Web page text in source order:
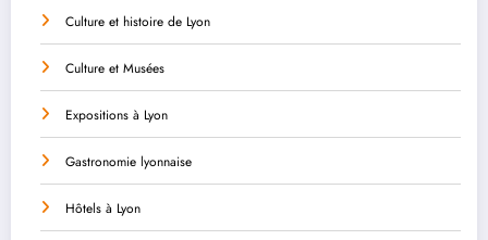
Culture et histoire de Lyon
Culture et Musées
Expositions à Lyon
Gastronomie lyonnaise
Hôtels à Lyon